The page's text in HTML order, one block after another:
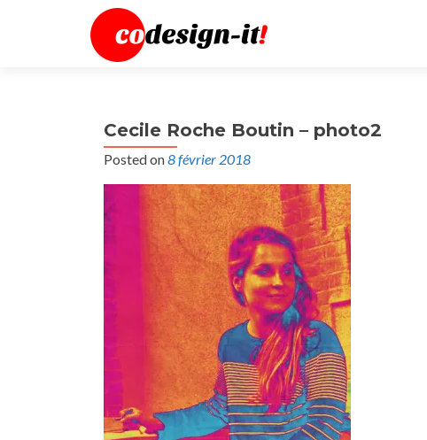
Cecile Roche Boutin – photo2
Posted on8 février 2018